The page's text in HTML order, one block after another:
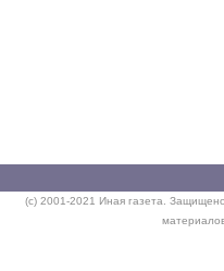
(c) 2001-2021 Иная газета.